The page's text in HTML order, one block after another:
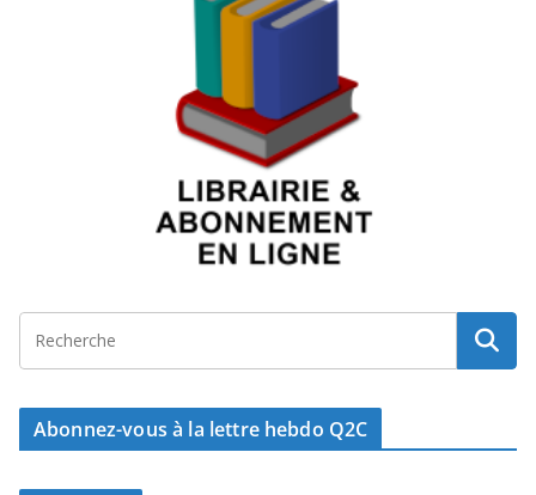
Abonnez-vous à la lettre hebdo Q2C